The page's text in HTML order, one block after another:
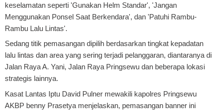
keselamatan seperti 'Gunakan Helm Standar', 'Jangan
Menggunakan Ponsel Saat Berkendara', dan 'Patuhi Rambu-
Rambu Lalu Lintas'.
Sedang titik pemasangan dipilih berdasarkan tingkat kepadatan
lalu lintas dan area yang sering terjadi pelanggaran, diantaranya di
Jalan Raya A. Yani, Jalan Raya Pringsewu dan beberapa lokasi
strategis lainnya.
Kasat Lantas Iptu David Pulner mewakili kapolres Pringsewu
AKBP benny Prasetya menjelaskan, pemasangan banner ini